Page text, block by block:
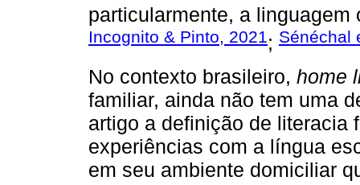
particularmente, a linguagem
Incognito & Pinto, 2021; Sénéchal
No contexto brasileiro, home
familiar, ainda não tem uma
artigo a definição de literacia
experiências com a língua
em seu ambiente domiciliar